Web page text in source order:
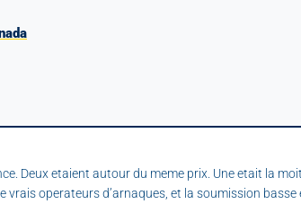
Deux etaient autour du meme prix. Une etait la
operateurs d’arnaques, et la soumission